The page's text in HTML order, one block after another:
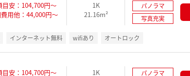
目安：104,700円～
用他：44,000円～
1K
21.16m²
パノラマ
写真充実
インターネット無料 wifiあり オートロック
目安：104,700円～
1K
パノラマ